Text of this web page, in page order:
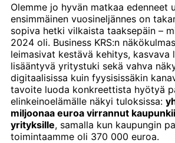
Olemme jo hyvän matkaa edenneet
ensimmäinen vuosineljännes on
sopiva hetki vilkaista taaksepäin –
2024 oli. Business KRS:n
leimasivat kestävä kehitys, kasvava
lisääntyvä yritystuki sekä vahva
digitaalisissa kuin fyysisissäkin
tavoite luoda konkreettista hyötyä
elinkeinoelämälle näkyi tuloksissa:
miljoonaa euroa virrannut
yrityksille, samalla kun kaupungin
toimintaamme oli 370 000 euroa.